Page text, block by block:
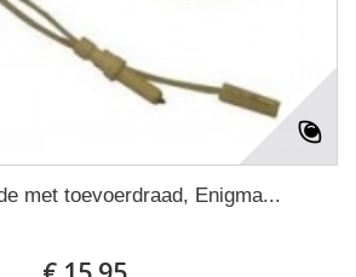
met toevoerdraad, Enigma...